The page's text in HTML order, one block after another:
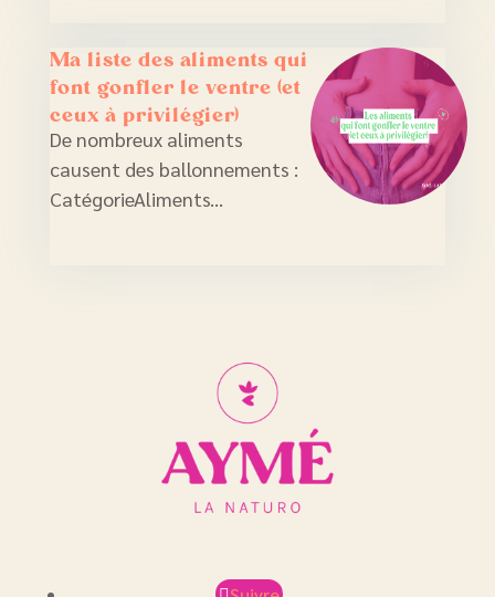
Ma liste des aliments qui
font gonfler le ventre (et
ceux à privilégier)
De nombreux aliments
causent des ballonnements :
CatégorieAliments...